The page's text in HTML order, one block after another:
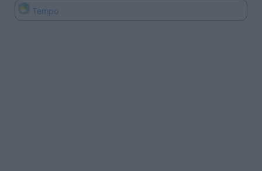
Tempo